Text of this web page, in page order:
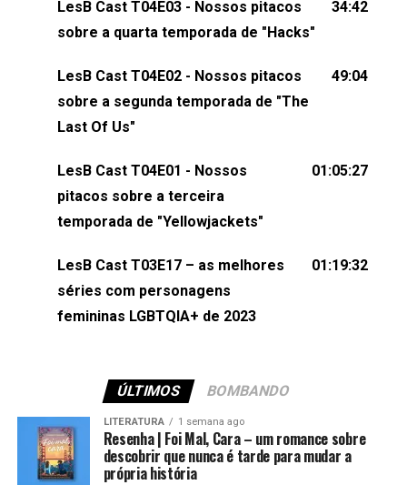
comentários, perguntas ou qualquer outra coisa,
nos envie uma mensagem pelas redes sociais ou
esqueça de visitar nosso site e também redes
sociais:Twitter: ⁠⁠⁠⁠@lesbout_br⁠⁠⁠⁠ Instagram: ⁠⁠⁠⁠@lesbout_br⁠⁠⁠⁠
(⁠⁠⁠⁠⁠⁠@KarolenPassos⁠⁠⁠⁠⁠⁠)Participação de Bruna Fentanes
(⁠⁠⁠⁠@brunarfentanes⁠⁠⁠⁠) e Pollyelly FlorêncioEdição de
Naiady Machado
LesB Cast T04E03 - Nossos pitacos
sobre a quarta temporada de "Hacks"
34:42
LesB Cast T04E02 - Nossos pitacos
sobre a segunda temporada de "The
Last Of Us"
49:04
LesB Cast T04E01 - Nossos
pitacos sobre a terceira
temporada de "Yellowjackets"
01:05:27
LesB Cast T03E17 – as melhores
séries com personagens
femininas LGBTQIA+ de 2023
01:19:32
ÚLTIMOS BOMBANDO
LITERATURA 1 semana ago
Resenha | Foi Mal, Cara – um romance sobre
descobrir que nunca é tarde para mudar a
própria história